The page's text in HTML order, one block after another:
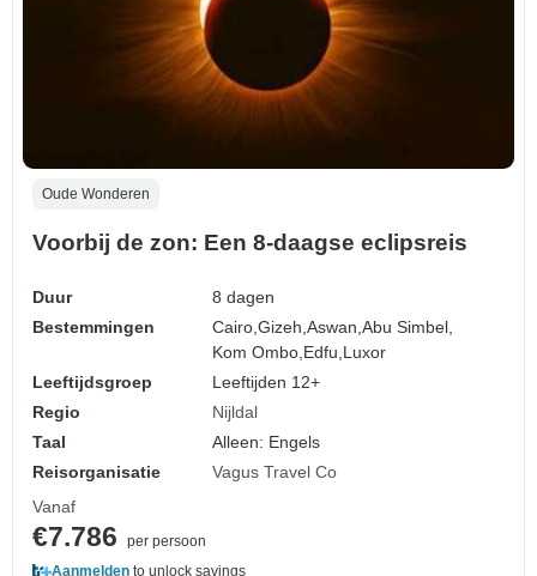
Oude Wonderen
Voorbij de zon: Een 8-daagse eclipsreis
Duur
8 dagen
Bestemmingen
Cairo,Gizeh,Aswan,Abu Simbel,
Kom Ombo, Edfu, Luxor
Leeftijdsgroep
Leeftijden 12+
Regio
Nijldal
Taal
Alleen: Engels
Reisorganisatie
Vagus Travel Co
Vanaf
€7.786
per persoon
Aanmelden to unlock savings